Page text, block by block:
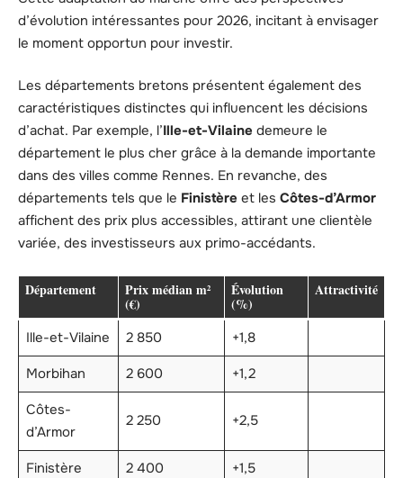
d’évolution intéressantes pour 2026, incitant à envisager
le moment opportun pour investir.
Les départements bretons présentent également des
caractéristiques distinctes qui influencent les décisions
d’achat. Par exemple, l’Ille-et-Vilaine demeure le
département le plus cher grâce à la demande importante
dans des villes comme Rennes. En revanche, des
départements tels que le Finistère et les Côtes-d’Armor
affichent des prix plus accessibles, attirant une clientèle
variée, des investisseurs aux primo-accédants.
Département Prix médian m²
(€)
Évolution
(%)
Attractivité
Ille-et-Vilaine 2 850
+1,8
Morbihan
2 600
+1,2
Côtes-
d’Armor
2 250 +2,5
Finistère 2 400 +1,5